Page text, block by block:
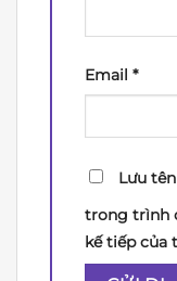
Email *
Lưu
trong trình
kế tiếp của